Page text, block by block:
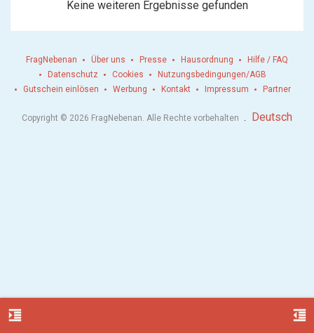
Keine weiteren Ergebnisse gefunden
format_indent_increase format_indent_decrease
FragNebenan Über uns Presse Hausordnung
Hilfe / FAQ
Datenschutz
Cookies
Nutzungsbedingungen/AGB
Gutschein einlösen
Werbung Kontakt Impressum Partner
Copyright © 2026 FragNebenan. Alle Rechte vorbehalten . Deutsch